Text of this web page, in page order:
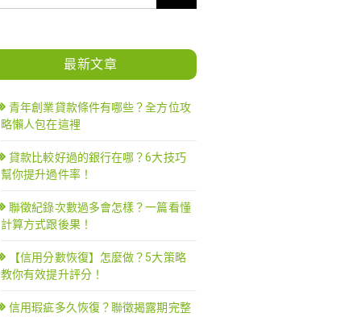
最新文章
青年創業貸款條件有哪些？全方位攻
略懶人包在這裡
貸款比較好過的銀行在哪？6大技巧
幫你提升過件率！
聯徵紀錄次數過多會怎樣？一篇看懂
計算方式跟後果！
【信用分數恢復】怎麼做？5大策略
教你有效提升評分！
信用瑕疵多久恢復？聯徵揭露期完整